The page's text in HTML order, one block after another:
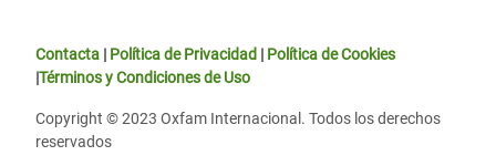
Contacta | Política de Privacidad | Política de Cookies
|Términos y Condiciones de Uso
Copyright © 2023 Oxfam Internacional. Todos los derechos
reservados